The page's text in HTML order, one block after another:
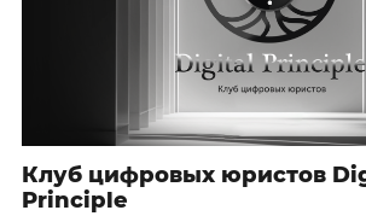
Клуб цифровых юристов
Principle